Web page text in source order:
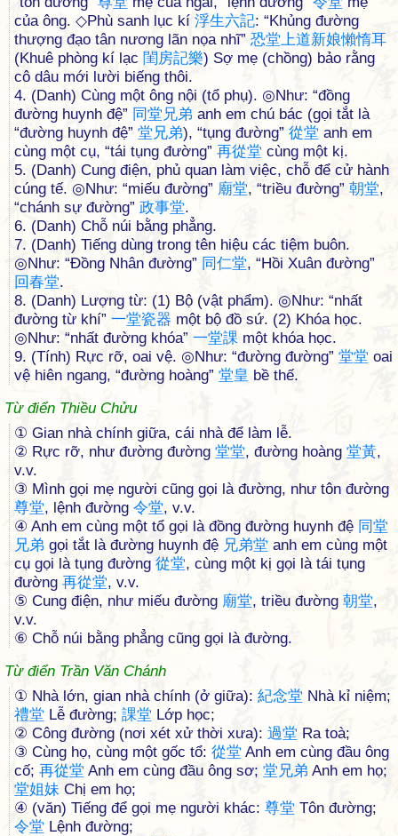
của ông. ◇Phù sanh lục kí 浮生六記: “Khủng đường
thượng đạo tân nương lãn nọa nhĩ” 恐堂上道新娘懶惰耳
(Khuê phòng kí lạc 閨 房記樂) Sợ mẹ (chồng) bảo rằng
cô dâu mới lười biếng thôi.
4. (Danh) Cùng một ông nội (tổ phụ). ◎Như: “đồng
đường huynh đệ” 同堂 兄弟 anh em chú bác (gọi tắt là
“đường huynh đệ” 堂 兄弟), “tụng đường” 從堂 anh em
cùng một cụ, “tái tụng đường” 再從堂 cùng một kị.
5. (Danh) Cung điện, phủ quan làm việc, chỗ để cử hành
cúng tế. ◎Như: “miếu đường” 廟堂, “triều đường” 朝堂,
“chánh sự đường” 政事堂.
6. (Danh) Chỗ núi bằng phẳng.
7. (Danh) Tiếng dùng trong tên hiệu các tiệm buôn.
◎Như: “Đồng Nhân đường” 同仁堂, “Hồi Xuân đường”
回春堂.
8. (Danh) Lượng từ: (1) Bộ (vật phẩm). ◎Như: “nhất
đường từ khí” 一堂瓷器 một bộ đồ sứ. (2) Khóa học.
◎Như: “nhất đường khóa” 一堂課 một khóa học.
9. (Tính) Rực rỡ, oai vệ. ◎Như: “đường đường” 堂堂 oai
vệ hiên ngang, “đường hoàng” 堂皇 bề thế.
Từ điển Thiều Chửu
① Gian nhà chính giữa, cái nhà để làm lễ.
② Rực rỡ, như đường đường 堂堂, đường hoàng 堂黃,
v.v.
③ Mình gọi mẹ người cũng gọi là đường, như tôn đường
尊堂, lệnh đường 令堂, v.v.
④ Anh em cùng một tổ gọi là đồng đường huynh đệ 同堂
兄弟 gọi tắt là đường huynh đệ 兄弟堂 anh em cùng một
cụ gọi là tụng đường 從堂, cùng một kị gọi là tái tụng
đường 再從堂, v.v.
⑤ Cung điện, như miếu đường 廟堂, triều đường 朝堂,
v.v.
⑥ Chỗ núi bằng phẳng cũng gọi là đường.
Từ điển Trần Văn Chánh
① Nhà lớn, gian nhà chính (ở giữa): 紀念堂 Nhà kỉ niệm;
禮堂 Lễ đường; 課堂 Lớp học;
② Công đường (nơi xét xử thời xưa): 過堂 Ra toà;
③ Cùng họ, cùng một gốc tổ: 從堂 Anh em cùng đầu ông
cố; 再從堂 Anh em cùng đầu ông sơ; 堂 兄弟 Anh em họ;
堂姐妹 Chị em họ;
④ (văn) Tiếng để gọi mẹ người khác: 尊堂 Tôn đường;
令堂 Lệnh đường;